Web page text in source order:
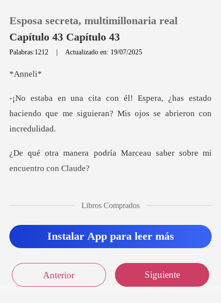
Recargar
Historia
Salir
Esposa secreta, multimillonaria real
Capítulo 43 Capítulo 43
Palabras:1212 | Actualizado en: 19/07/2025
nn
¿has estado
haciendo que me siguieran?
ría Marceau saber sobre
Libros Comprados
Instalar App para leer más
Anterior Siguiente